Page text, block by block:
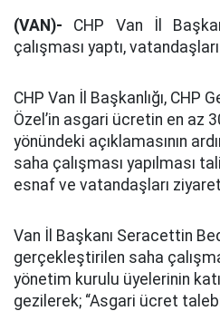
(VAN)- CHP Van İl
çalışması yaptı,
CHP Van İl Başkanlığı, CHP
Özel’in asgari ücretin en az
yönündeki açıklamasının
saha çalışması yapılması
esnaf ve vatandaşları
Van İl Başkanı Seracettin
gerçekleştirilen saha
yönetim kurulu üyelerinin
gezilerek; “Asgari ücret